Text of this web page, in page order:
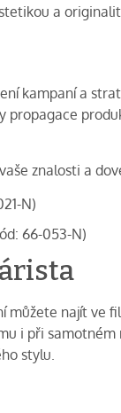
a
kampaní a
propagace
znalosti a
N)
66-053-N)
můžete najít ve
i při
stylu.